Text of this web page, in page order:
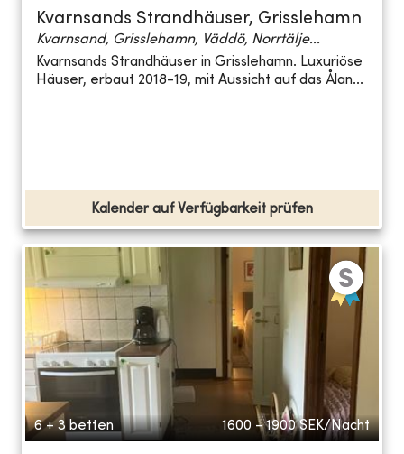
Kvarnsands Strandhäuser, Grisslehamn
Kvarnsand, Grisslehamn, Väddö, Norrtälje...
Kvarnsands Strandhäuser in Grisslehamn. Luxuriöse
Häuser, erbaut 2018-19, mit Aussicht auf das Ålan...
Kalender auf Verfügbarkeit prüfen
6 + 3 betten 1600 - 1900 SEK/Nacht